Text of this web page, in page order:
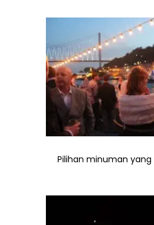
Pilihan minuman